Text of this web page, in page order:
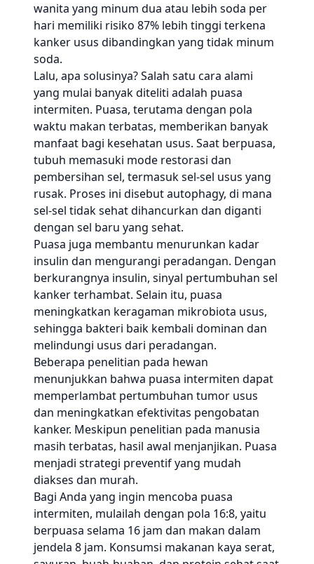
wanita yang minum dua atau lebih soda per
hari memiliki risiko 87% lebih tinggi terkena
kanker usus dibandingkan yang tidak minum
soda.
Lalu, apa solusinya? Salah satu cara alami
yang mulai banyak diteliti adalah puasa
intermiten. Puasa, terutama dengan pola
waktu makan terbatas, memberikan banyak
manfaat bagi kesehatan usus. Saat berpuasa,
tubuh memasuki mode restorasi dan
pembersihan sel, termasuk sel-sel usus yang
rusak. Proses ini disebut autophagy, di mana
sel-sel tidak sehat dihancurkan dan diganti
dengan sel baru yang sehat.
Puasa juga membantu menurunkan kadar
insulin dan mengurangi peradangan. Dengan
berkurangnya insulin, sinyal pertumbuhan sel
kanker terhambat. Selain itu, puasa
meningkatkan keragaman mikrobiota usus,
sehingga bakteri baik kembali dominan dan
melindungi usus dari peradangan.
Beberapa penelitian pada hewan
menunjukkan bahwa puasa intermiten dapat
memperlambat pertumbuhan tumor usus
dan meningkatkan efektivitas pengobatan
kanker. Meskipun penelitian pada manusia
masih terbatas, hasil awal menjanjikan. Puasa
menjadi strategi preventif yang mudah
diakses dan murah.
Bagi Anda yang ingin mencoba puasa
intermiten, mulailah dengan pola 16:8, yaitu
berpuasa selama 16 jam dan makan dalam
jendela 8 jam. Konsumsi makanan kaya serat,